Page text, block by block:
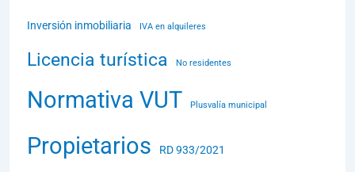
Inversión inmobiliaria IVA en alquileres
Licencia turística No residentes
Normativa VUT Plusvalía municipal
Propietarios RD 933/2021